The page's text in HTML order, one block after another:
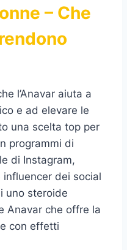
– Che
l’Anavar aiuta a
e ad elevare le
una scelta top per
programmi di
di Instagram,
dei social
uno steroide
Anavar che offre la
con effetti